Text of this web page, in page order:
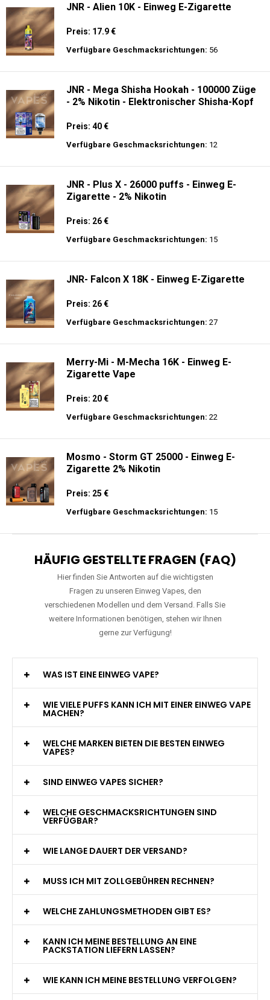
JNR - Alien 10K - Einweg E-Zigarette
Preis: 17.9 €
Verfügbare Geschmacksrichtungen: 56
JNR - Mega Shisha Hookah - 100000 Züge
- 2% Nikotin - Elektronischer Shisha-Kopf
Preis: 40 €
Verfügbare Geschmacksrichtungen: 12
JNR - Plus X - 26000 puffs - Einweg E-
Zigarette - 2% Nikotin
Preis: 26 €
Verfügbare Geschmacksrichtungen: 15
JNR- Falcon X 18K - Einweg E-Zigarette
Preis: 26 €
Verfügbare Geschmacksrichtungen: 27
Merry-Mi - M-Mecha 16K - Einweg E-
Zigarette Vape
Preis: 20 €
Verfügbare Geschmacksrichtungen: 22
Mosmo - Storm GT 25000 - Einweg E-
Zigarette 2% Nikotin
Preis: 25 €
Verfügbare Geschmacksrichtungen: 15
HÄUFIG GESTELLTE FRAGEN (FAQ)
Hier finden Sie Antworten auf die wichtigsten
Fragen zu unseren Einweg Vapes, den
verschiedenen Modellen und dem Versand. Falls Sie
weitere Informationen benötigen, stehen wir Ihnen
gerne zur Verfügung!
WAS IST EINE EINWEG VAPE?
WIE VIELE PUFFS KANN ICH MIT EINER EINWEG VAPE
MACHEN?
WELCHE MARKEN BIETEN DIE BESTEN EINWEG
VAPES?
SIND EINWEG VAPES SICHER?
WELCHE GESCHMACKSRICHTUNGEN SIND
VERFÜGBAR?
WIE LANGE DAUERT DER VERSAND?
MUSS ICH MIT ZOLLGEBÜHREN RECHNEN?
WELCHE ZAHLUNGSMETHODEN GIBT ES?
KANN ICH MEINE BESTELLUNG AN EINE
PACKSTATION LIEFERN LASSEN?
WIE KANN ICH MEINE BESTELLUNG VERFOLGEN?